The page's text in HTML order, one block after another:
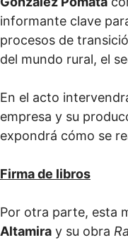
informante clave
procesos de
del mundo rural, el
En el acto
empresa y su
expondrá cómo se
Firma de libros
Por otra parte, esta
Altamira y su obra